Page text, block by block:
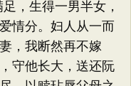
，生得一男半女，
情分。妇人从一而
，我断然再不嫁
守他长大，送还阮